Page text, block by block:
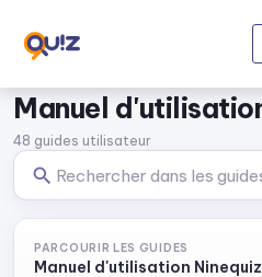
NineQuiz -
Documentation NineQuiz :
Manuel
48 guides utilisateur
PARCOURIR LES GUIDES
Manuel d'utilisation Ninequiz